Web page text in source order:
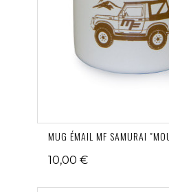
MUG ÉMAIL MF SAMURAI
10,00 €